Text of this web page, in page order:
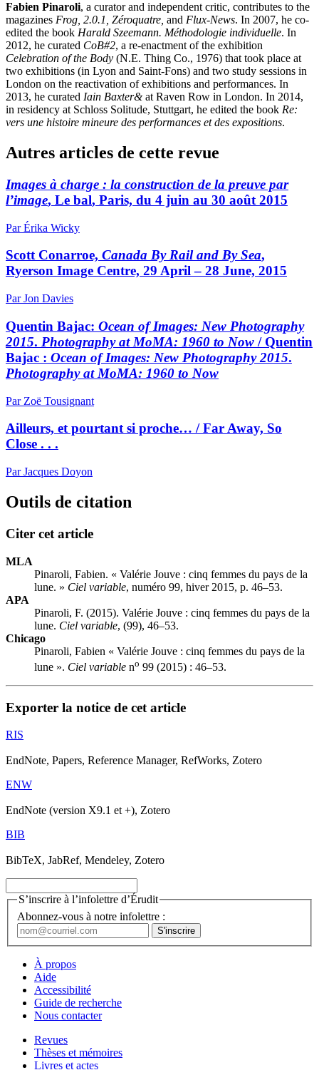
Fabien Pinaroli, a curator and independent critic, contributes to the
magazines Frog, 2.0.1, Zéroquatre, and Flux-News. In 2007, he co-
edited the book Harald Szeemann. Méthodologie individuelle. In
2012, he curated CoB#2, a re-enactment of the exhibition
Celebration of the Body (N.E. Thing Co., 1976) that took place at
two exhibitions (in Lyon and Saint-Fons) and two study sessions in
London on the reactivation of exhibitions and performances. In
2013, he curated Iain Baxter&at Raven Row in London. In 2014,
in residency at Schloss Solitude, Stuttgart, he edited the book Re:
vers une histoire mineure des performances et des expositions.
Autres articles de cette revue
Images à charge : la construction de la preuve par
l’image, Le bal, Paris, du 4 juin au 30 août 2015
Par Érika Wicky
Scott Conarroe, Canada By Rail and By Sea,
Ryerson Image Centre, 29 April – 28 June, 2015
Par Jon Davies
Quentin Bajac: Ocean of Images: New Photography
2015. Photography at MoMA: 1960 to Now / Quentin
Bajac : Ocean of Images: New Photography 2015.
Photography at MoMA: 1960 to Now
Par Zoë Tousignant
Ailleurs, et pourtant si proche… / Far Away, So
Close . . .
Par Jacques Doyon
Outils de citation
Citer cet article
MLA
Pinaroli, Fabien. « Valérie Jouve : cinq femmes du pays de la
lune. » Ciel variable, numéro 99, hiver 2015, p. 46–53.
APA
Pinaroli, F. (2015). Valérie Jouve : cinq femmes du pays de la
lune. Ciel variable, (99), 46–53.
Chicago
Pinaroli, Fabien « Valérie Jouve : cinq femmes du pays de la
lune ». Ciel variable no 99 (2015) : 46–53.
Exporter la notice de cet article
RIS
EndNote, Papers, Reference Manager, RefWorks, Zotero
ENW
EndNote (version X9.1 et +), Zotero
BIB
BibTeX, JabRef, Mendeley, Zotero
S’inscrire à l’infolettre d’Érudit
Abonnez-vous à notre infolettre :
À propos
Aide
Accessibilité
Guide de recherche
Nous contacter
Revues
Thèses et mémoires
Livres et actes